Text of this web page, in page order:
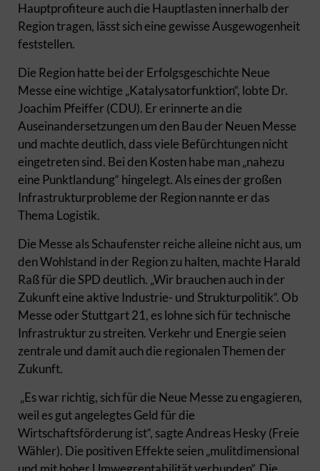
Hauptprofiteure auch die Hauptlasten innerhalb der
Region tragen, lässt sich eine gewisse Ausgewogenheit
feststellen.
Die Region hatte bei der Erfolgsgeschichte Neue
Messe eine wichtige „Katalysatorfunktion“, lobte Dr.
Joachim Pfeiffer (CDU). Er erinnerte an die
Auseinandersetzungen um den Bau der Neuen Messe
und machte deutlich, dass viele Befürchtungen nicht
eingetreten sind. Bei den Kosten habe man „nahezu
eine Punktlandung“ hingelegt. Als eines der großen
Infrastrukturprobleme der Region nannte er das
Thema Logistik.
Die Messe als Schaufenster reiche alleine nicht aus, um
den Wohlstand in der Region zu halten, machte Harald
Raß für die SPD deutlich. „Wir brauchen auch in der
Zukunft eine aktive Industrie- und Strukturpolitik“. Ob
Messe oder Stuttgart 21, es lohne sich für technische
Infrastruktur zu streiten. Verkehr und Energie seien
zentrale und damit auch die regionalen Themen der
Zukunft.
„Es war richtig, sich für die Neue Messe zu engagieren,
weil es gut angelegtes Geld für die
Wirtschaftsförderung ist“, sagte Andreas Hesky (Freie
Wähler). Die positiven Effekte seien „mulitdimensional